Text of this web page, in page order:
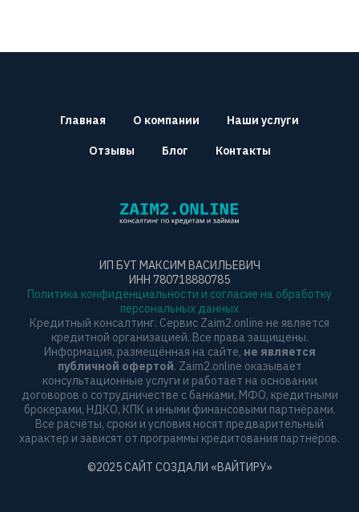
Главная О компании Наши услуги
Отзывы Блог Контакты
ИП БУТ МАКСИМ ВАСИЛЬЕВИЧ
ИНН 780718880785
Политика конфиденциальности и согласие на обработку
персональных данных
Кредитный консалтинг. Сервис Zaim2.online не является
кредитной организацией. Все права защищены.
Информация, размещённая на сайте, не является
публичной офертой. Zaim2.online оказывает
консультационные услуги и работает на основании
договоров о сотрудничестве с банками, МФО, кредитными
брокерами, НДКО, КПК и иными финансовыми партнёрами.
Все расчёты, сроки и условия носят предварительный
характер и зависят от программы кредитования партнёров.
©2025 САЙТ СОЗДАЛИ «ВАЙТИРУ»